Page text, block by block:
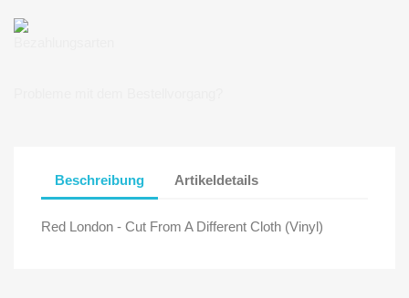
Beschreibung Artikeldetails
Red London - Cut From A Different Cloth (Vinyl)